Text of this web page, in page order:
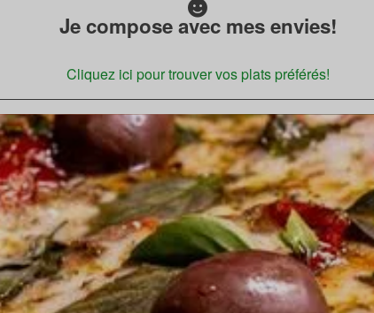
Je compose avec mes envies!
Cliquez ici pour trouver vos plats préférés!